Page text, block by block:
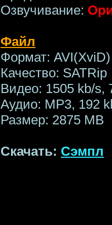
Озвучивание:
Файл
Формат: AVI(XviD)
Качество: SATRip
Видео: 1505 kb/s,
Аудио: MP3, 192
Размер: 2875 MB
Скачать: Сэмпл